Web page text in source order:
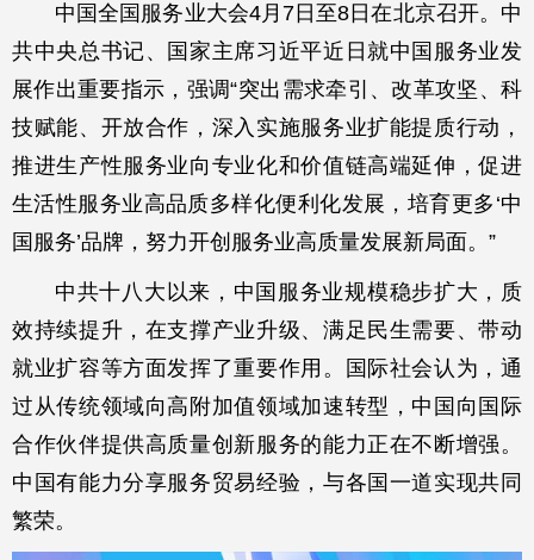
中国全国服务业大会4月7日至8日在北京召开。中
共中央总书记、国家主席习近平近日就中国服务业发
展作出重要指示，强调“突出需求牵引、改革攻坚、科
技赋能、开放合作，深入实施服务业扩能提质行动，
推进生产性服务业向专业化和价值链高端延伸，促进
生活性服务业高品质多样化便利化发展，培育更多‘中
国服务’品牌，努力开创服务业高质量发展新局面。”
中共十八大以来，中国服务业规模稳步扩大，质
效持续提升，在支撑产业升级、满足民生需要、带动
就业扩容等方面发挥了重要作用。国际社会认为，通
过从传统领域向高附加值领域加速转型，中国向国际
合作伙伴提供高质量创新服务的能力正在不断增强。
中国有能力分享服务贸易经验，与各国一道实现共同
繁荣。